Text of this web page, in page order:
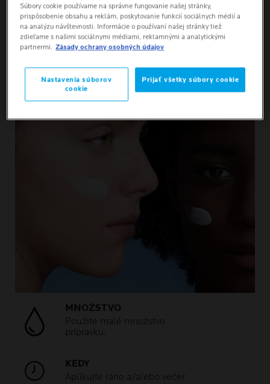
MNOŽSTVO
Použite malé množstvo
prípravku.
KEDY
Aplikujte ráno a/alebo večer.
Súbory cookie používame na správne fungovanie našej stránky,
prispôsobenie obsahu a reklám, poskytovanie funkcií sociálnych médií a
na analýzu návštevnosti. Informácie o používaní našej stránky tiež
zdieľame s našimi sociálnymi médiami, reklamnými a analytickými
partnermi. Zásady ochrany osobných údajov
Nastavenia súborov
cookie
Prijať všetky súbory cookie